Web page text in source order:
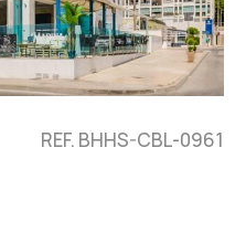
REF. BHHS-CBL-0961